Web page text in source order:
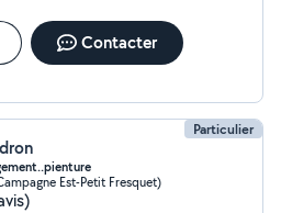
Contacter
Particulier
Est-Petit Fresquet)